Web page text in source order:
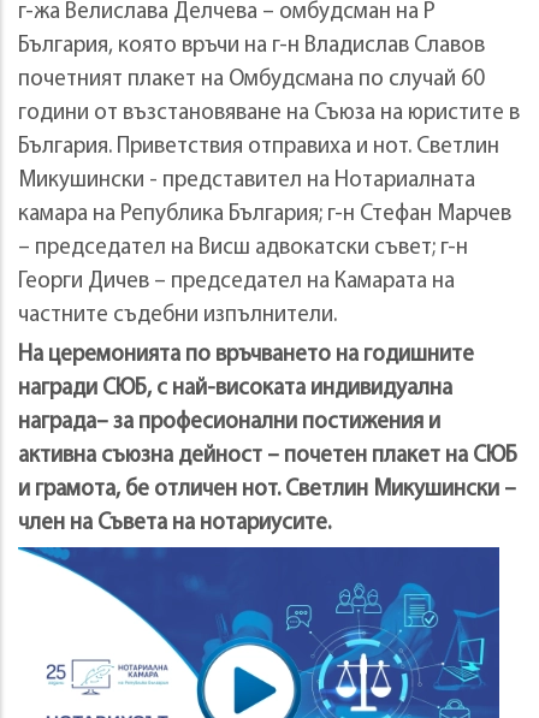
г-жа Велислава Делчева – омбудсман на Р
България, която връчи на г-н Владислав Славов
почетният плакет на Омбудсмана по случай 60
години от възстановяване на Съюза на юристите в
България. Приветствия отправиха и нот. Светлин
Микушински - представител на Нотариалната
камара на Република България; г-н Стефан Марчев
– председател на Висш адвокатски съвет; г-н
Георги Дичев – председател на Камарата на
частните съдебни изпълнители.
На церемонията по връчването на годишните
награди СЮБ, с най-високата индивидуална
награда– за професионални постижения и
активна съюзна дейност – почетен плакет на СЮБ
и грамота, бе отличен нот. Светлин Микушински –
член на Съвета на нотариусите.